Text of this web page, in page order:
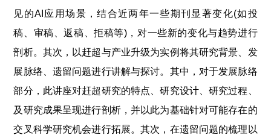
见的AI应用场景，结合近两年一些期刊显著变化(如投
稿、审稿、返稿、拒稿等)，对一些新的变化与趋势进行
剖析。其次，以赶超与产业升级为实例将其研究背景、发
展脉络、遗留问题进行讲解与探讨。其中，对于发展脉络
部分，此讲座对赶超研究的特点、研究设计、研究过程、
及研究成果呈现进行剖析，并以此为基础针对可能存在的
交叉科学研究机会进行拓展。其次，在遗留问题的梳理以